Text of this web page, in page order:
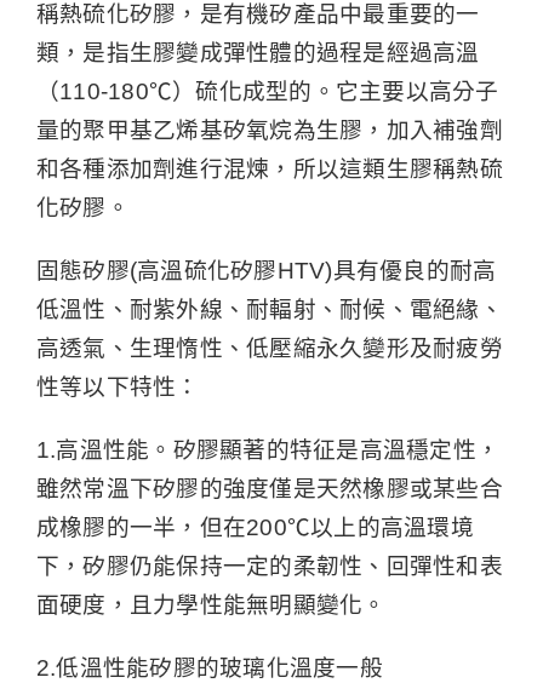
稱熱硫化矽膠，是有機矽產品中最重要的一
類，是指生膠變成彈性體的過程是經過高溫
（110-180℃）硫化成型的。它主要以高分子
量的聚甲基乙烯基矽氧烷為生膠，加入補強劑
和各種添加劑進行混煉，所以這類生膠稱熱硫
化矽膠。
固態矽膠(高溫硫化矽膠HTV)具有優良的耐高
低溫性、耐紫外線、耐輻射、耐候、電絕緣、
高透氣、生理惰性、低壓縮永久變形及耐疲勞
性等以下特性：
1.高溫性能。矽膠顯著的特征是高溫穩定性，
雖然常溫下矽膠的強度僅是天然橡膠或某些合
成橡膠的一半，但在200℃以上的高溫環境
下，矽膠仍能保持一定的柔韌性、回彈性和表
面硬度，且力學性能無明顯變化。
2.低溫性能矽膠的玻璃化溫度一般